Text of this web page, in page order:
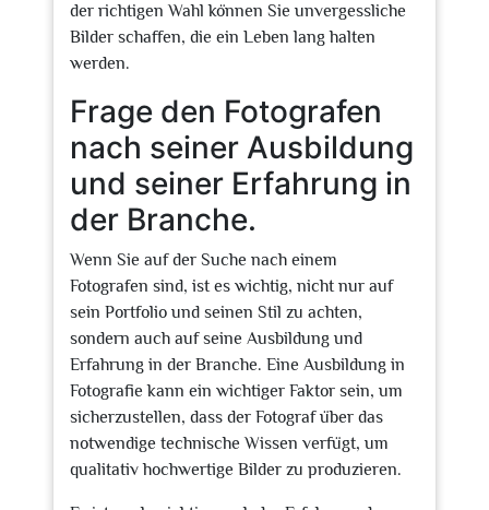
der richtigen Wahl können Sie unvergessliche
Bilder schaffen, die ein Leben lang halten
werden.
Frage den Fotografen
nach seiner Ausbildung
und seiner Erfahrung in
der Branche.
Wenn Sie auf der Suche nach einem
Fotografen sind, ist es wichtig, nicht nur auf
sein Portfolio und seinen Stil zu achten,
sondern auch auf seine Ausbildung und
Erfahrung in der Branche. Eine Ausbildung in
Fotografie kann ein wichtiger Faktor sein, um
sicherzustellen, dass der Fotograf über das
notwendige technische Wissen verfügt, um
qualitativ hochwertige Bilder zu produzieren.